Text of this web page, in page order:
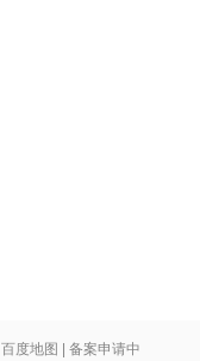
百度地图 | 备案申请中